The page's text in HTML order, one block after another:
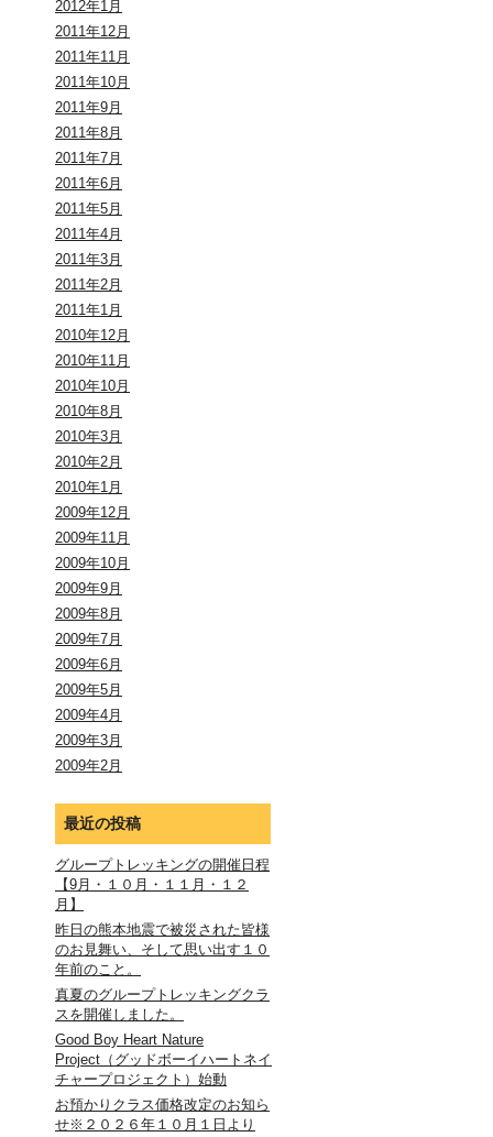
2012年1月
2011年12月
2011年11月
2011年10月
2011年9月
2011年8月
2011年7月
2011年6月
2011年5月
2011年4月
2011年3月
2011年2月
2011年1月
2010年12月
2010年11月
2010年10月
2010年8月
2010年3月
2010年2月
2010年1月
2009年12月
2009年11月
2009年10月
2009年9月
2009年8月
2009年7月
2009年6月
2009年5月
2009年4月
2009年3月
2009年2月
最近の投稿
グループトレッキングの開催日程
【9月・１０月・１１月・１２
月】
昨日の熊本地震で被災された皆様
のお見舞い、そして思い出す１０
年前のこと。
真夏のグループトレッキングクラ
スを開催しました。
Good Boy Heart Nature
Project（グッドボーイハートネイ
チャープロジェクト）始動
お預かりクラス価格改定のお知ら
せ※２０２６年１０月１日より